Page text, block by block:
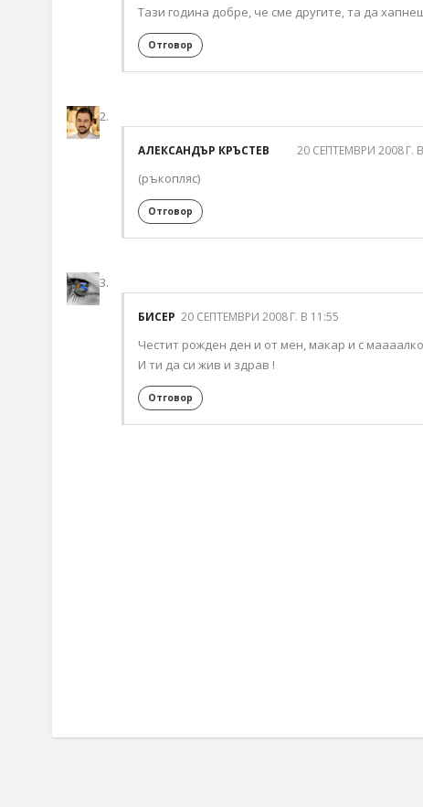
Тази година добре, че сме другите, та да
Отговор
АЛЕКСАНДЪР КРЪСТЕВ 20 СЕПТЕМВРИ 2008 Г.
(ръкопляс)
Отговор
БИСЕР 20 СЕПТЕМВРИ 2008 Г. В 11:55
Честит рожден ден и от мен, макар и с
И ти да си жив и здрав !
Отговор